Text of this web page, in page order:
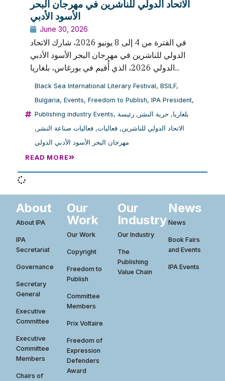
الاتحاد الدولي للناشرين في مهرجان البحر
الأسود الأدبي
June 30, 2026
في الفترة من 4 إلى 8 يونيو 2026، شارك الاتحاد
الدولي للناشرين في مهرجان البحر الأسود الأدبي
الدولي 2026، الذي أُقيم في بورغاس، بلغاريا...
Black Sea International Literary Festival, BSILF,
Bulgaria, Events, Freedom to Publish, IPA President,
Publishing industry Events, بلغاريا, حرية النشر , رئيسة
الاتحاد الدولي للناشرين, فعاليات, فعاليات صناعة النشر ,
مهرجان البحر الأسود الأدبي الدولي
READ MORE
About
About IPA
IPA
Secretariat
Governance
Secretary
General
Executive
Committee
Executive
Committee
Members
Chairs of
Our
Work
Our Work
Copyright
Freedom to
Publish
Committee
Members
Prix Voltaire
Freedom of
Expression
Defenders
Award
Our
Industry
Our Industry
The
Publishing
Value Chain
News
News
Book Fairs
and Events
IPA Events